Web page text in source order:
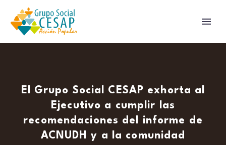
El Grupo Social CESAP exhorta al
Ejecutivo a cumplir las
recomendaciones del informe de
ACNUDH y a la comunidad